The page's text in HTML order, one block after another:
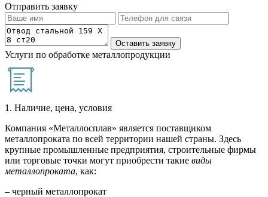
Отправить заявку
Услуги по обработке металлопродукции
1. Наличие, цена, условия
Компания «Металлосплав» является поставщиком
металлопроката по всей территории нашей страны. Здесь
крупные промышленные предприятия, строительные фирмы
или торговые точки могут приобрести такие виды
металлопроката, как:
– черный металлопрокат